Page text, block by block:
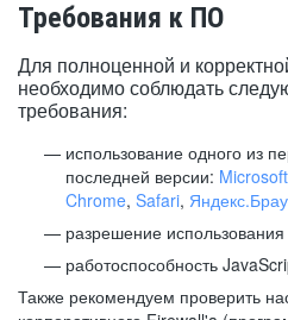
Требования к ПО
Для полноценной и
необходимо соблюдать
требования:
использование одного из
последней версии:
Chrome, Safari,
разрешение
работоспособность
Также рекомендуем проверить